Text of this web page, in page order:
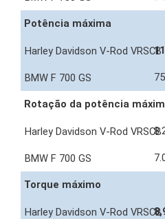
Potência máxima
Rotação da potência
Torque máximo